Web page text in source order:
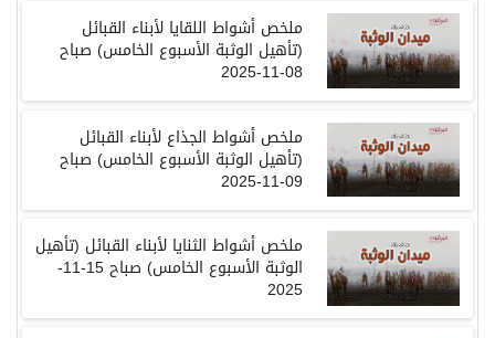
ملخص أشواط اللقايا لأبناء القبائل
(تأهيل الوثبة الأسبوع الخامس) صباح
08-11-2025
ملخص أشواط الجذاع لأبناء القبائل
(تأهيل الوثبة الأسبوع الخامس)صباح
09-11-2025
ملخص أشواط الثنايا لأبناء القبائل (تأهيل
الوثبة الأسبوع الخامس)صباح 15-11-
2025